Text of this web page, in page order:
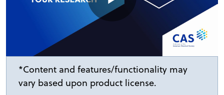
Play
Video
*Content and features/functionality may
vary based upon product license.